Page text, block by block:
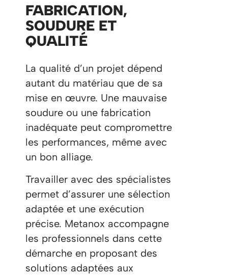
FABRICATION,
SOUDURE ET
QUALITÉ
La qualité d’un projet dépend
autant du matériau que de sa
mise en œuvre. Une mauvaise
soudure ou une fabrication
inadéquate peut compromettre
les performances, même avec
un bon alliage.
Travailler avec des spécialistes
permet d’assurer une sélection
adaptée et une exécution
précise. Metanox accompagne
les professionnels dans cette
démarche en proposant des
solutions adaptées aux